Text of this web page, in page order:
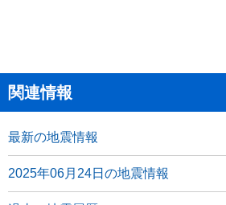
関連情報
最新の地震情報
2025年06月24日の地震情報